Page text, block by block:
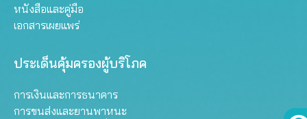
หนังสือและคู่มือ
เอกสารเผยแพร่
ประเด็นคุ้มครองผู้บริโภค
การเงินและการธนาคาร
การขนส่งและยานพาหนะ